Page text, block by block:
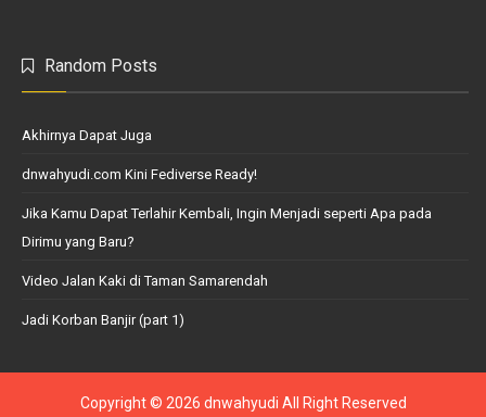
Random Posts
Akhirnya Dapat Juga
dnwahyudi.com Kini Fediverse Ready!
Jika Kamu Dapat Terlahir Kembali, Ingin Menjadi seperti Apa pada
Dirimu yang Baru?
Video Jalan Kaki di Taman Samarendah
Jadi Korban Banjir (part 1)
Copyright © 2026 dnwahyudi All Right Reserved